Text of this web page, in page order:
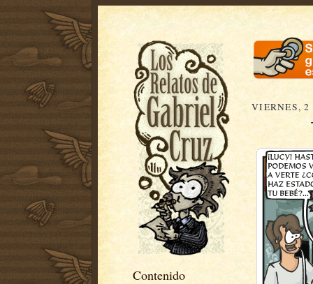
Contenido
VIERNES, 2